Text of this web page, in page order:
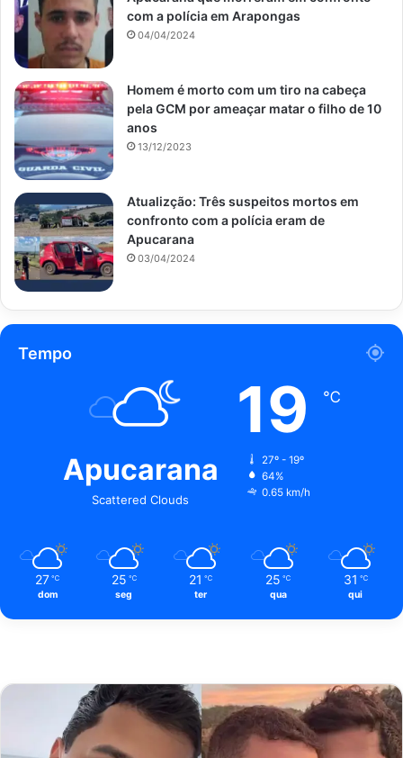
com a polícia em Arapongas
04/04/2024
Homem é morto com um tiro na cabeça
pela GCM por ameaçar matar o filho de 10
anos
13/12/2023
Atualizção: Três suspeitos mortos em
confronto com a polícia eram de
Apucarana
03/04/2024
Tempo
Apucarana
Scattered Clouds
19 ℃
27º - 19º
64%
0.65 km/h
27 ℃
dom
25 ℃
seg
21 ℃
ter
25 ℃
qua
31 ℃
qui